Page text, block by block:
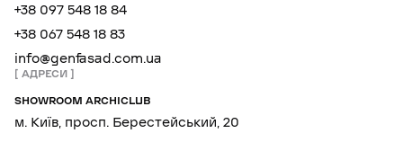
+38 097 548 18 84
+38 067 548 18 83
info@genfasad.com.ua
АДРЕСИ
SHOWROOM ARCHICLUB
м. Київ, просп. Берестейський, 20